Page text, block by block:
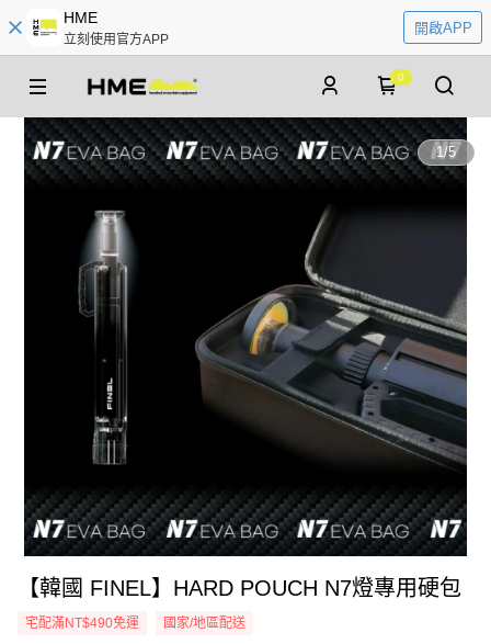
HME
立刻使用官方APP
開啟APP
0
1/5
【韓國 FINEL】HARD POUCH N7燈專用硬包
宅配滿NT$490免運 國家/地區配送